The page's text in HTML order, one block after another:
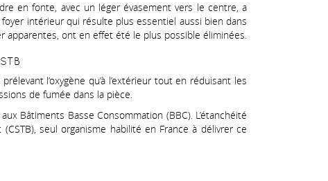
en fonte, avec un léger évasement vers le centre, a
intérieur qui résulte plus essentiel aussi bien dans
apparentes, ont en effet été le plus possible éliminées.
l’oxygène qu’à l’extérieur tout en réduisant les
de fumée dans la pièce.
Bâtiments Basse Consommation (BBC). L’étanchéité
seul organisme habilité en France à délivrer ce